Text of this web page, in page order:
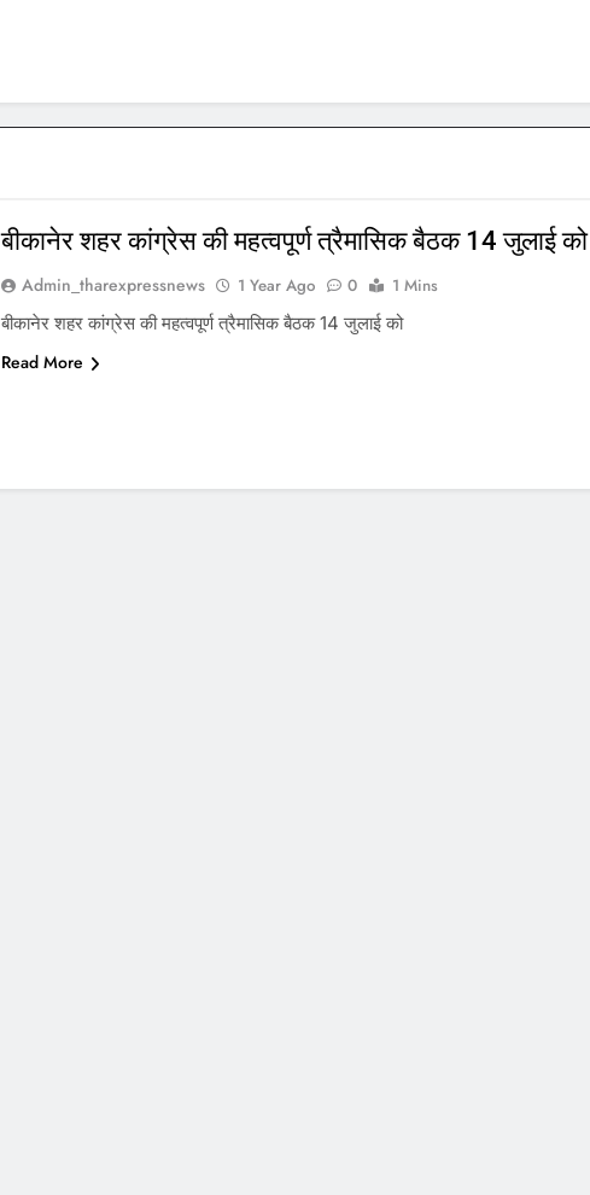
बीकानेर शहर कांग्रेस की महत्वपूर्ण त्रैमासिक बैठक 14 जुलाई को
Admin_tharexpressnews 1 Year Ago 0
1 Mins
बीकानेर शहर कांग्रेस की महत्वपूर्ण त्रैमासिक बैठक 14 जुलाई को
Read More